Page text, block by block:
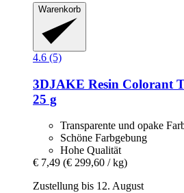
Warenkorb
4.6 (5)
3DJAKE Resin Colorant
25 g
Transparente und opake
Schöne Farbgebung
Hohe Qualität
€ 7,49 (€ 299,60 / kg)
Zustellung bis 12. August